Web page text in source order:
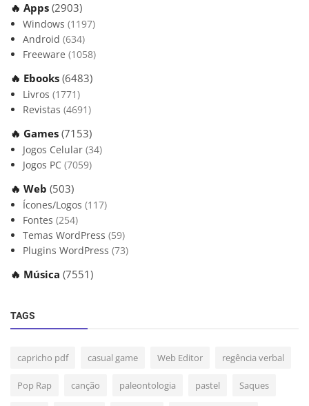
🔥 Apps (2903)
Windows (1197)
Android (634)
Freeware (1058)
🔥 Ebooks (6483)
Livros (1771)
Revistas (4691)
🔥 Games (7153)
Jogos Celular (34)
Jogos PC (7059)
🔥 Web (503)
Ícones/Logos (117)
Fontes (254)
Temas WordPress (59)
Plugins WordPress (73)
🔥 Música (7551)
TAGS
capricho pdf casual game Web Editor regência verbal
Pop Rap canção paleontologia pastel Saques